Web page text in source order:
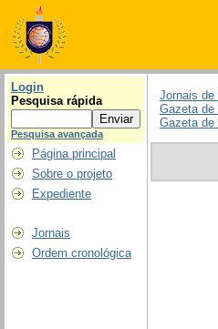
Login
Pesquisa rápida
Pesquisa avançada
Página principal
Sobre o projeto
Expediente
Jornais
Ordem cronológica
Jornais de
Gazeta de
Gazeta de